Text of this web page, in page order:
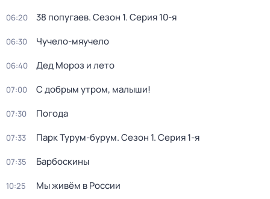
06:20 38 попугаев. Сезон 1. Серия 10-я
06:30 Чучело-мяучело
06:40 Дед Мороз и лето
07:00 С добрым утром, малыши!
07:30 Погода
07:33 Парк Турум-бурум. Сезон 1. Серия 1-я
07:35 Барбоскины
10:25 Мы живём в России